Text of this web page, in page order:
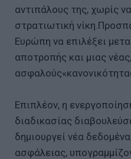
αντιπάλους της, χωρίς
στρατιωτική
Ευρώπη να επιλέξει
αποτροπής και μιας
Επιπλέον, η
διαδικασίας
δημιουργεί νέα
ασφάλειας,